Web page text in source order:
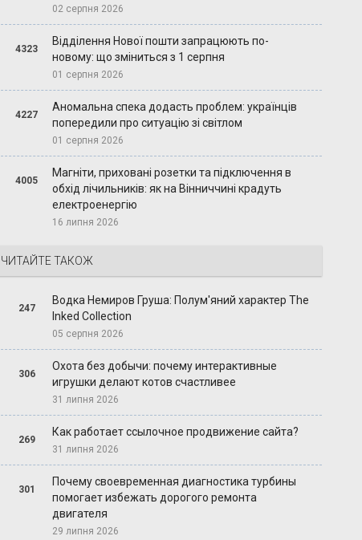
02 серпня 2026
4323
Відділення Нової пошти запрацюють по-
новому: що зміниться з 1 серпня
01 серпня 2026
4227
Аномальна спека додасть проблем: українців
попередили про ситуацію зі світлом
01 серпня 2026
4005
Магніти, приховані розетки та підключення в
обхід лічильників: як на Вінниччині крадуть
електроенергію
16 липня 2026
ЧИТАЙТЕ ТАКОЖ
247
Водка Немиров Груша: Полум'яний характер The
Inked Collection
05 серпня 2026
306
Охота без добычи: почему интерактивные
игрушки делают котов счастливее
31 липня 2026
269
Как работает ссылочное продвижение сайта?
31 липня 2026
301
Почему своевременная диагностика турбины
помогает избежать дорогого ремонта
двигателя
29 липня 2026